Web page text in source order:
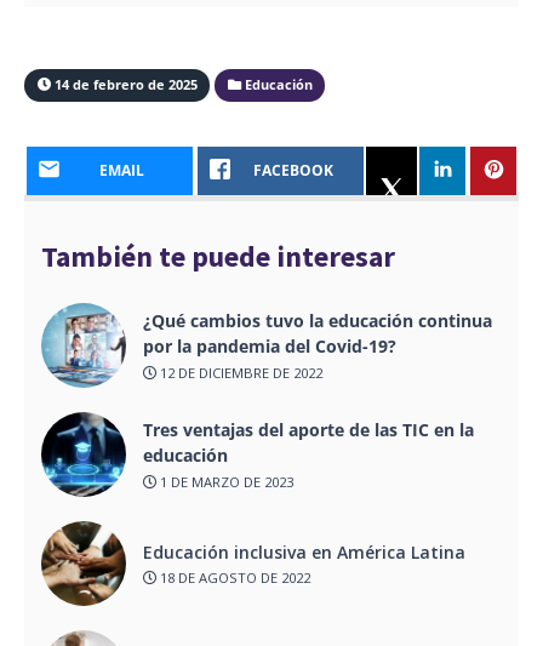
14 de febrero de 2025 Educación
EMAIL FACEBOOK
También te puede interesar
¿Qué cambios tuvo la educación continua
por la pandemia del Covid-19?
12 DE DICIEMBRE DE 2022
Tres ventajas del aporte de las TIC en la
educación
1 DE MARZO DE 2023
Educación inclusiva en América Latina
18 DE AGOSTO DE 2022